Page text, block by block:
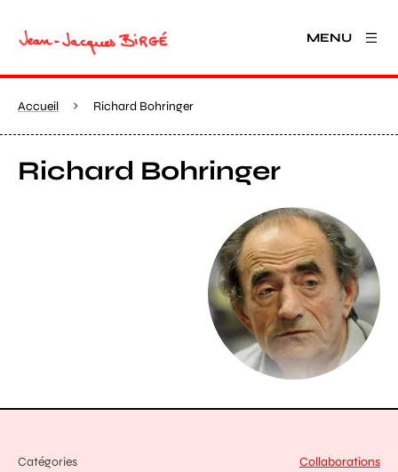
MENU
Accueil Richard Bohringer
Richard Bohringer
Agrandir
Catégories Collaborations